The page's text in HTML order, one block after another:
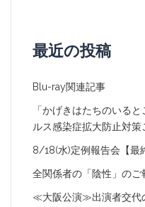
最近の投稿
Blu-ray関連記事
「かげきはたちのいる
ルス感染症拡大防止対
8/18(水)定例報告会【最
全関係者の「陰性」のご
≪大阪公演≫出演者交代